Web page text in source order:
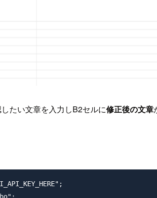
たい文章を入力しB2セルに修正後の文章